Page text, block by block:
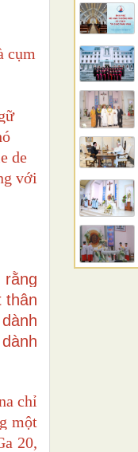
cụm
de
với
thân
chỉ
một
20,